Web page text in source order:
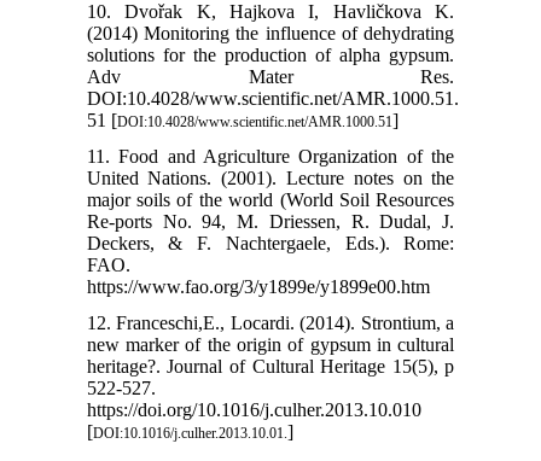
10. Dvořak K, Hajkova I, Havličkova K.
(2014) Monitoring the influence of dehydrating
solutions for the production of alpha gypsum.
Adv Mater Res.
DOI:10.4028/www.scientific.net/AMR.1000.51.
51 [DOI:10.4028/www.scientific.net/AMR.1000.51]
11. Food and Agriculture Organization of the
United Nations. (2001). Lecture notes on the
major soils of the world (World Soil Resources
Re-ports No. 94, M. Driessen, R. Dudal, J.
Deckers, & F. Nachtergaele, Eds.). Rome:
FAO.
https://www.fao.org/3/y1899e/y1899e00.htm
12. Franceschi,E., Locardi. (2014). Strontium, a
new marker of the origin of gypsum in cultural
heritage?. Journal of Cultural Heritage 15(5), p
522-527.
https://doi.org/10.1016/j.culher.2013.10.010
[DOI:10.1016/j.culher.2013.10.01.]